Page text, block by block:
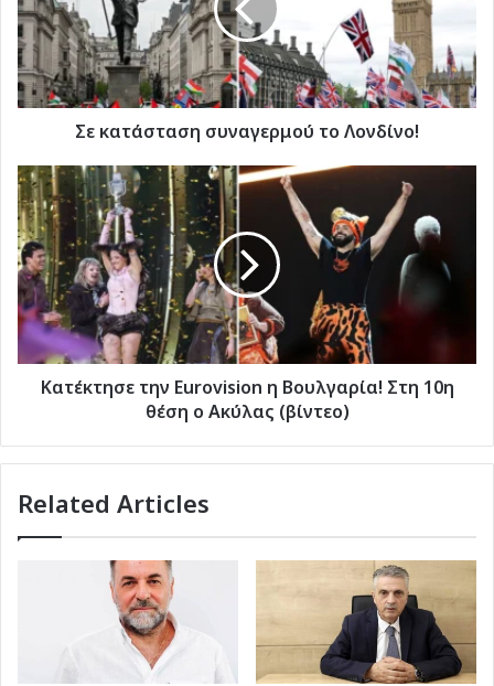
Λονδίνο!
Σε κατάσταση συναγερμού το Λονδίνο!
Κατέκτησε
την
Eurovision
η
Βουλγαρία!
Στη
10η
θέση
ο
Ακύλας
Κατέκτησε την Eurovision η Βουλγαρία! Στη 10η
θέση ο Ακύλας (βίντεο)
Related Articles